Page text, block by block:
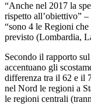
“Anche nel 2017 la
rispetto all’obiettivo”
“sono 4 le Regioni che
previsto (Lombardia,
Secondo il rapporto
accentuano gli
differenza tra il 62 e il
nel Nord le regioni a
le regioni centrali